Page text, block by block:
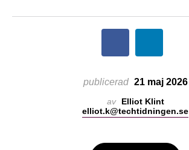
publicerad 21 maj 2026
av
Elliot Klint
elliot.k@techtidningen.se